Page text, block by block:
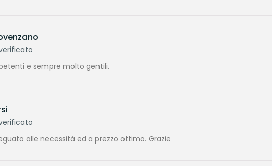
e sempre molto gentili.
alle necessità ed a prezzo ottimo. Grazie